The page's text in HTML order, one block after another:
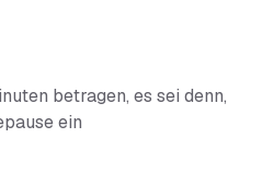
betragen, es sei denn,
ein